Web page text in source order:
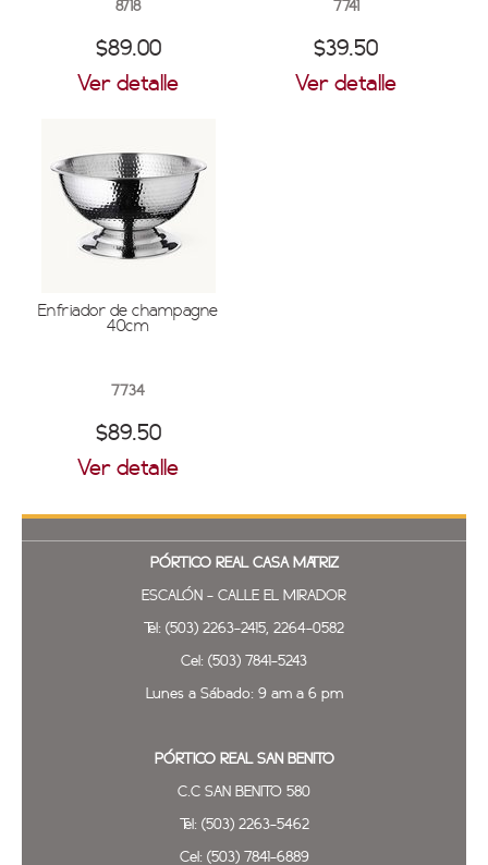
8718
$89.00
Ver detalle
7741
$39.50
Ver detalle
Enfriador de champagne
40cm
7734
$89.50
Ver detalle
PÓRTICO REAL CASA MATRIZ
ESCALÓN - CALLE EL MIRADOR
Tel: (503) 2263-2415, 2264-0582
Cel: (503) 7841-5243
Lunes a Sábado: 9 am a 6 pm
PÓRTICO REAL SAN BENITO
C.C SAN BENITO 580
Tel: (503) 2263-5462
Cel: (503) 7841-6889